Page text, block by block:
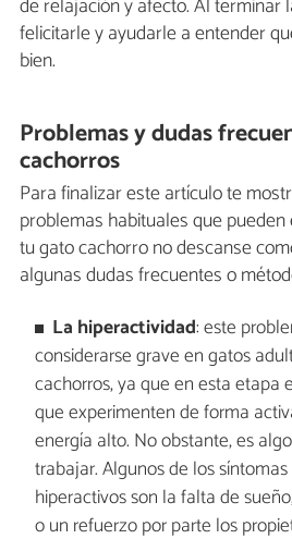
felicitarle y ayudarle a entender
bien.
Problemas y dudas
cachorros
Para finalizar este artículo te
problemas habituales que
tu gato cachorro no descanse
algunas dudas frecuentes o
La hiperactividad: este
considerarse grave en gatos
cachorros, ya que en esta etapa
que experimenten de forma
energía alto. No obstante, es
trabajar. Algunos de los
hiperactivos son la falta de
o un refuerzo por parte los